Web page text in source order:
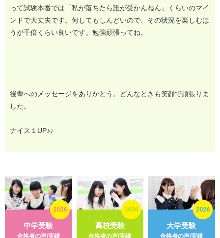
って試験本番では「私が落ちたら誰が受かんねん」くらいのマイ
ンドで大丈夫です。何してもしんどいので、その状況を楽しむほ
うが千倍くらい良いです。勉強頑張ってね。
後輩へのメッセージをありがとう。どんなときも笑顔で頑張りま
した。
ナイス１UP♪♪
2026
中学受験
合格者の声/実績
2026
高校受験
合格者の声/実績
2026
大学受験
合格者の声/実績